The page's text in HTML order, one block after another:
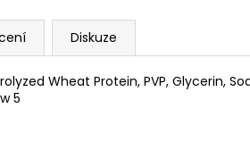
Diskuze
Wheat Protein, PVP, Glycerin,
5